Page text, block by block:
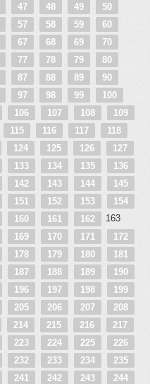
47 48 49
50
57 58 59
60
67 68 69
70
77 78 79
80
87 88 89
90
97 98 99
100
106 107 108
109
115 116 117
118
124 125 126
127
133 134 135
136
142 143 144
145
151 152 153
154
160 161 162
163
169 170 171
172
178 179 180
181
187 188 189
190
196 197 198
199
205 206 207
208
214 215 216
217
223 224 225
226
232 233 234
235
241 242 243
244